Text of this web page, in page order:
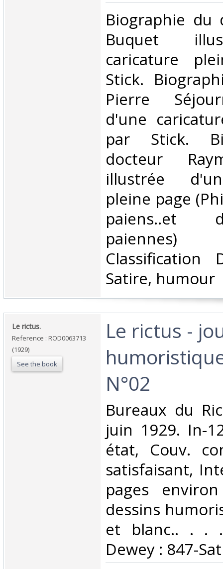
‎Biographie du
Buquet
caricature
Stick.
Pierre
d'une
par Stick.
docteur
illustrée
pleine page
paiens..et
Classification
Satire, humour‎
‎Le rictus.‎
Reference : ROD0063713
(1929)
See the book
‎Le rictus -
N°02‎
‎Bureaux du
juin 1929. In-
état, Couv.
satisfaisant,
pages
dessins
et blanc.. . . .
Dewey : 847-